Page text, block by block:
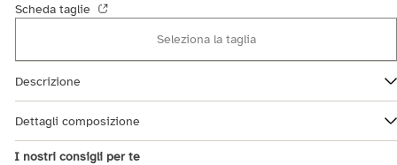
Scheda taglie
Seleziona la taglia
Descrizione
Dettagli composizione
I nostri consigli per te